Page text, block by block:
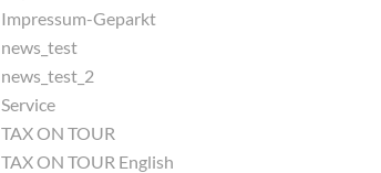
Impressum-Geparkt
news_test
news_test_2
Service
TAX ON TOUR
TAX ON TOUR English